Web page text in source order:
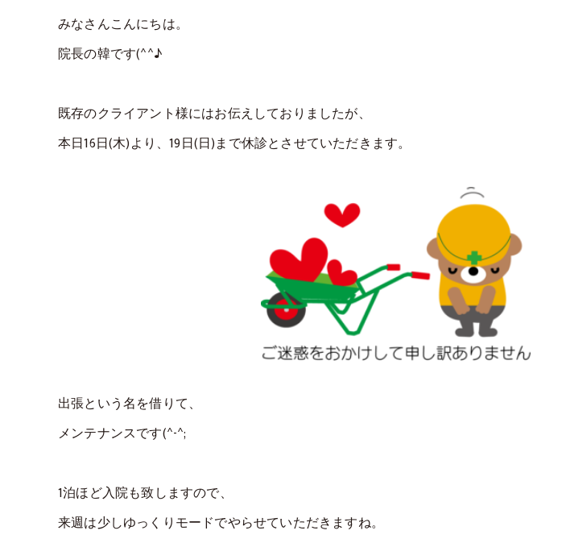
みなさんこんにちは。
院長の韓です(^^♪
既存のクライアント様にはお伝えしておりましたが、
本日16日(木)より、19日(日)まで休診とさせていただきます。
出張という名を借りて、
メンテナンスです(^-^;
1泊ほど入院も致しますので、
来週は少しゆっくりモードでやらせていただきますね。